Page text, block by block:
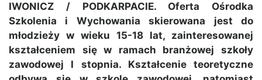
IWONICZ / PODKARPACIE. Oferta Ośrodka
Szkolenia i Wychowania skierowana jest do
młodzieży w wieku 15-18 lat, zainteresowanej
kształceniem się w ramach branżowej szkoły
zawodowej I stopnia. Kształcenie teoretyczne